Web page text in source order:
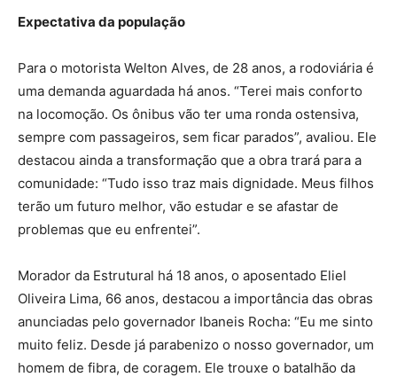
Expectativa da população
Para o motorista Welton Alves, de 28 anos, a rodoviária é
uma demanda aguardada há anos. “Terei mais conforto
na locomoção. Os ônibus vão ter uma ronda ostensiva,
sempre com passageiros, sem ficar parados”, avaliou. Ele
destacou ainda a transformação que a obra trará para a
comunidade: “Tudo isso traz mais dignidade. Meus filhos
terão um futuro melhor, vão estudar e se afastar de
problemas que eu enfrentei”.
Morador da Estrutural há 18 anos, o aposentado Eliel
Oliveira Lima, 66 anos, destacou a importância das obras
anunciadas pelo governador Ibaneis Rocha: “Eu me sinto
muito feliz. Desde já parabenizo o nosso governador, um
homem de fibra, de coragem. Ele trouxe o batalhão da